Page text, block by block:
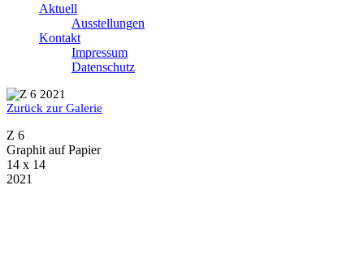
Aktuell
Ausstellungen
Kontakt
Impressum
Datenschutz
Zurück zur Galerie
Z 6
Graphit auf Papier
14 x 14
2021